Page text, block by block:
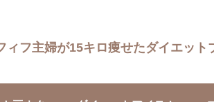
ィフ主婦が15キロ痩せたダイエット